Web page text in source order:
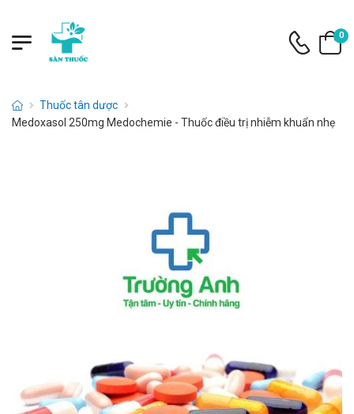
0
Thuốc tân dược
Medoxasol 250mg Medochemie - Thuốc điều trị nhiễm khuẩn nhẹ